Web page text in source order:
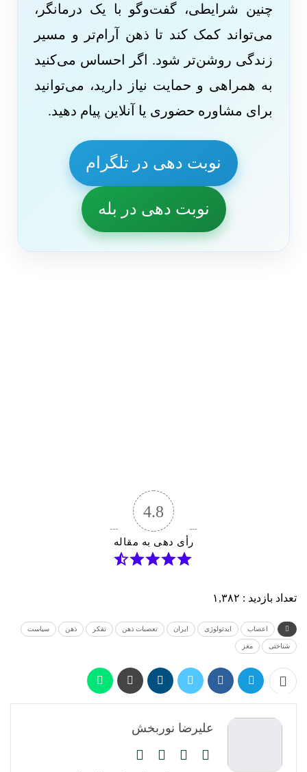
چنین شرایطی، گفت‌وگو با یک درمانگر،
می‌تواند کمک کند تا ذهن آرام‌تر و مسیر
زندگی روشن‌تر شود. اگر احساس می‌کنید
به همراهی و حمایت نیاز دارید، می‌توانید
برای مشاوره حضوری یا آنلاین پیام دهید.
نوبت دهی در تلگرام
نوبت دهی در بله
4.8
رأی دهی به مقاله
تعداد بازدید : ۱,۳۸۲
اعصاب ایدئولوژی ایران تعصبات ذهن تفکر ذهن سیاست
شناختی مغز
علیرضا نوربخش